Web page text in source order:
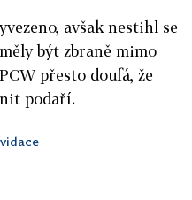
avšak nestihl se
být zbraně mimo
přesto doufá, že
podaří.